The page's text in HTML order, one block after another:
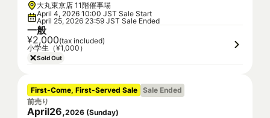
大丸東京店 11階催事場
April 4, 2026 10:00 JST Sale Start
April 25, 2026 23:59 JST Sale Ended
一般
¥2,000(tax included)
小学生（¥1,000）
Sold Out
First-Come, First-Served Sale Sale Ended
前売り
April26,2026 (Sunday)